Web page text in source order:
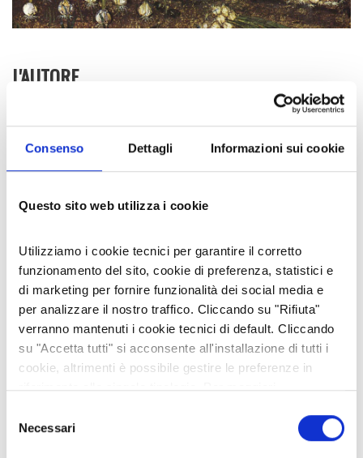
Consenso Dettagli Informazioni sui cookie
Questo sito web utilizza i cookie
Utilizziamo i cookie tecnici per garantire il corretto
funzionamento del sito, cookie di preferenza, statistici e
di marketing per fornire funzionalità dei social media e
per analizzare il nostro traffico. Cliccando su "Rifiuta"
verranno mantenuti i cookie tecnici di default. Cliccando
su "Accetta tutti" si acconsente all'installazione di tutti i
cookie, altrimenti è possibile gestire le preferenze in
riferimento alle singole tipologie. Per maggiori
delNecessari
L'AUTORE
Laboratorio Alte Valli
CONDIVIDI: Facebook
TwitterLinkedIn
EmailShare
POST RECENTI
FARE IMPRESA NELLE TERRE ALTE: A SUSA CNA DISCUTE DI
TURISMO E CELEBRA LA FEDELTÀ ASSOCIATIVA
29 lug 2026
IL GELSO: INTRODOTTO PER L'ALIMENTAZIONE DEI BACHI DA
I MARRONS DEL MONCENISIO: UNA STORIA LUNGA OLTRE